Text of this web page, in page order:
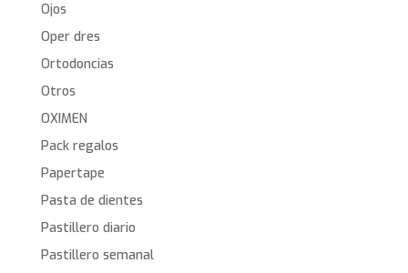
Ojos
Oper dres
Ortodoncias
Otros
OXIMEN
Pack regalos
Papertape
Pasta de dientes
Pastillero diario
Pastillero semanal